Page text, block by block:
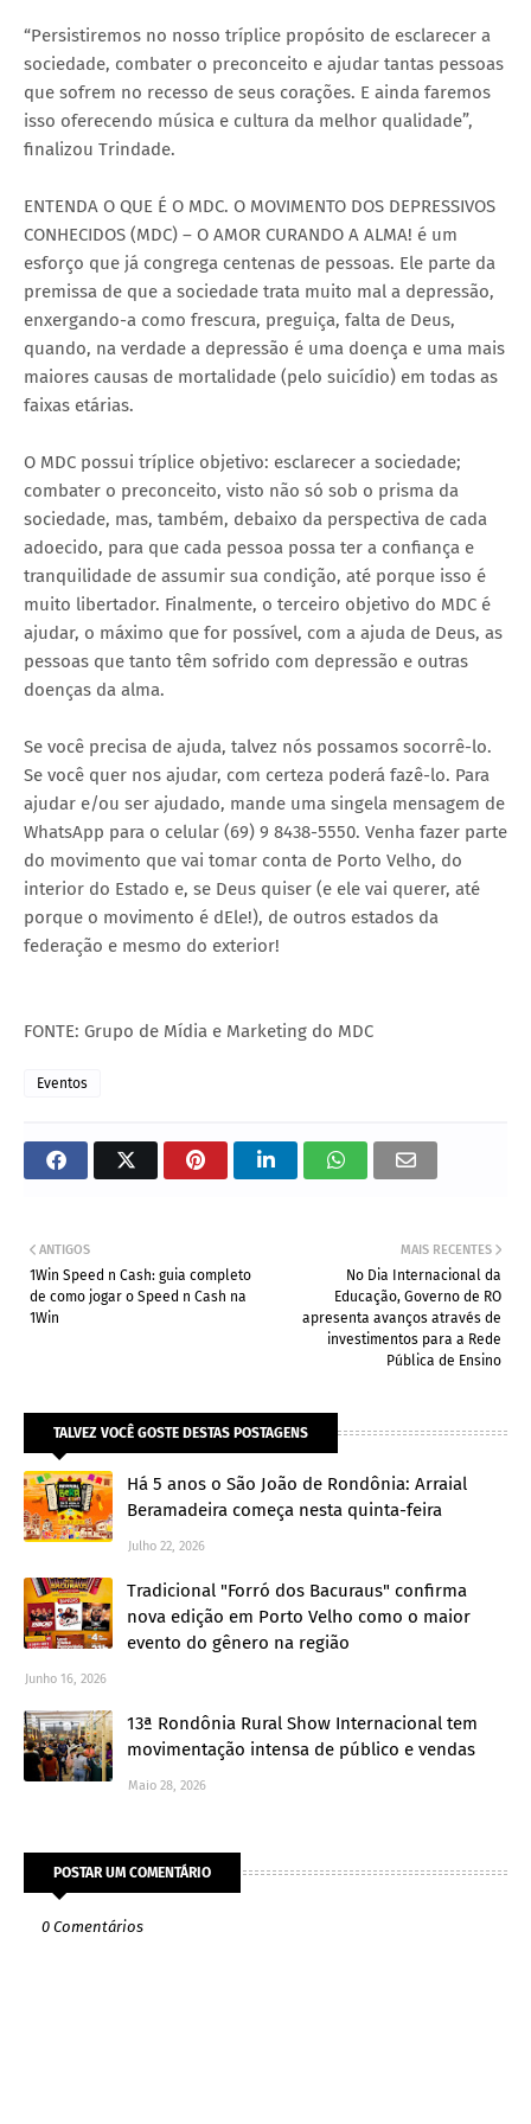
“Persistiremos no nosso tríplice propósito de esclarecer a
sociedade, combater o preconceito e ajudar tantas pessoas
que sofrem no recesso de seus corações. E ainda faremos
isso oferecendo música e cultura da melhor qualidade”,
finalizou Trindade.
ENTENDA O QUE É O MDC. O MOVIMENTO DOS DEPRESSIVOS
CONHECIDOS (MDC) – O AMOR CURANDO A ALMA! é um
esforço que já congrega centenas de pessoas. Ele parte da
premissa de que a sociedade trata muito mal a depressão,
enxergando-a como frescura, preguiça, falta de Deus,
quando, na verdade a depressão é uma doença e uma mais
maiores causas de mortalidade (pelo suicídio) em todas as
faixas etárias.
O MDC possui tríplice objetivo: esclarecer a sociedade;
combater o preconceito, visto não só sob o prisma da
sociedade, mas, também, debaixo da perspectiva de cada
adoecido, para que cada pessoa possa ter a confiança e
tranquilidade de assumir sua condição, até porque isso é
muito libertador. Finalmente, o terceiro objetivo do MDC é
ajudar, o máximo que for possível, com a ajuda de Deus, as
pessoas que tanto têm sofrido com depressão e outras
doenças da alma.
Se você precisa de ajuda, talvez nós possamos socorrê-lo.
Se você quer nos ajudar, com certeza poderá fazê-lo. Para
ajudar e/ou ser ajudado, mande uma singela mensagem de
WhatsApp para o celular (69) 9 8438-5550. Venha fazer parte
do movimento que vai tomar conta de Porto Velho, do
interior do Estado e, se Deus quiser (e ele vai querer, até
porque o movimento é dEle!), de outros estados da
federação e mesmo do exterior!
FONTE: Grupo de Mídia e Marketing do MDC
Eventos
MAIS RECENTES
No Dia Internacional da
Educação, Governo de RO
apresenta avanços através de
investimentos para a Rede
Pública de Ensino
ANTIGOS
1Win Speed n Cash: guia completo
de como jogar o Speed n Cash na
1Win
TALVEZ VOCÊ GOSTE DESTAS POSTAGENS
Há 5 anos o São João de Rondônia: Arraial
Beramadeira começa nesta quinta-feira
Julho 22, 2026
Tradicional "Forró dos Bacuraus" confirma
nova edição em Porto Velho como o maior
evento do gênero na região
Junho 16, 2026
13ª Rondônia Rural Show Internacional tem
movimentação intensa de público e vendas
Maio 28, 2026
POSTAR UM COMENTÁRIO
0 Comentários